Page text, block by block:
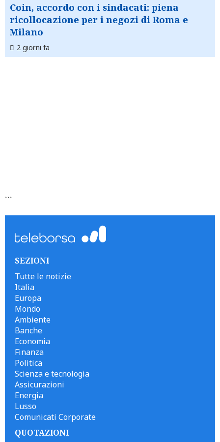
Coin, accordo con i sindacati: piena
ricollocazione per i negozi di Roma e
Milano
2 giorni fa
```
SEZIONI
Tutte le notizie
Italia
Europa
Mondo
Ambiente
Banche
Economia
Finanza
Politica
Scienza e tecnologia
Assicurazioni
Energia
Lusso
Comunicati Corporate
QUOTAZIONI